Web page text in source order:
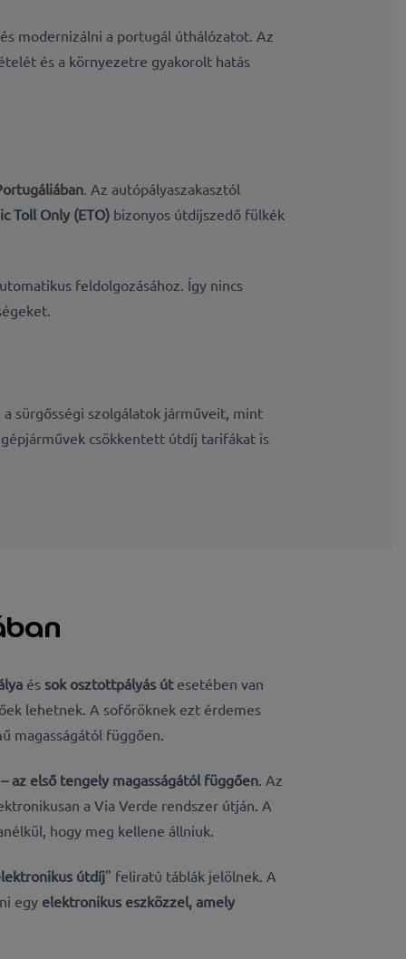
modernizálni a portugál úthálózatot. Az
és a környezetre gyakorolt hatás
. Az autópályaszakasztól
Toll Only (ETO) bizonyos útdíjszedő fülkék
feldolgozásához. Így nincs
sürgősségi szolgálatok járműveit, mint
csökkentett útdíj tarifákat is
és sok osztottpályás útesetében van
lehetnek. A sofőröknek ezt érdemes
magasságától függően.
az első tengely magasságától függően . Az
a Via Verde rendszer útján. A
hogy meg kellene állniuk.
útdíj" feliratú táblák jelölnek. A
egy elektronikus eszközzel, amely